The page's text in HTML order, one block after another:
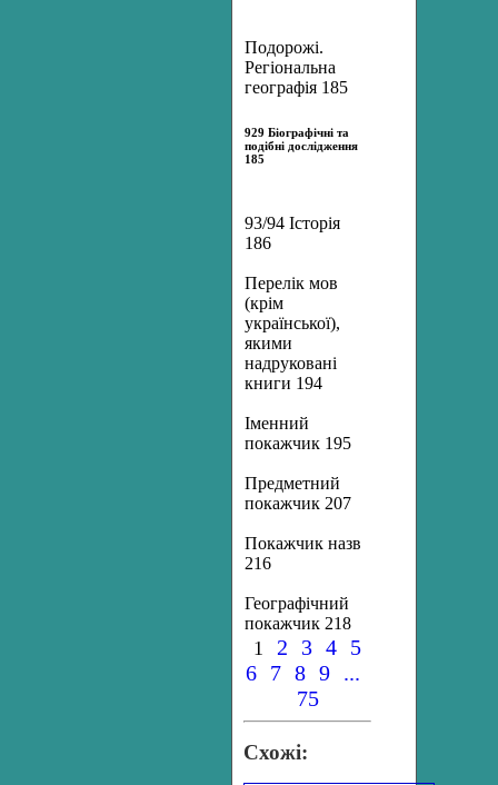
Подорожі.
Регіональна
географія 185
929 Біографічні та
подібні дослідження
185
93/94 Історія
186
Перелік мов
(крім
української),
якими
надруковані
книги 194
Іменний
покажчик 195
Предметний
покажчик 207
Покажчик назв
216
Географічний
покажчик 218
1 2 3 4 5
6 7 8 9 ...
75
Схожі: